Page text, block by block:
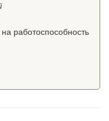
работоспособность